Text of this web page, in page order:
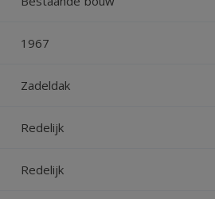
hardhout.
1967
Zadeldak
Redelijk
Redelijk